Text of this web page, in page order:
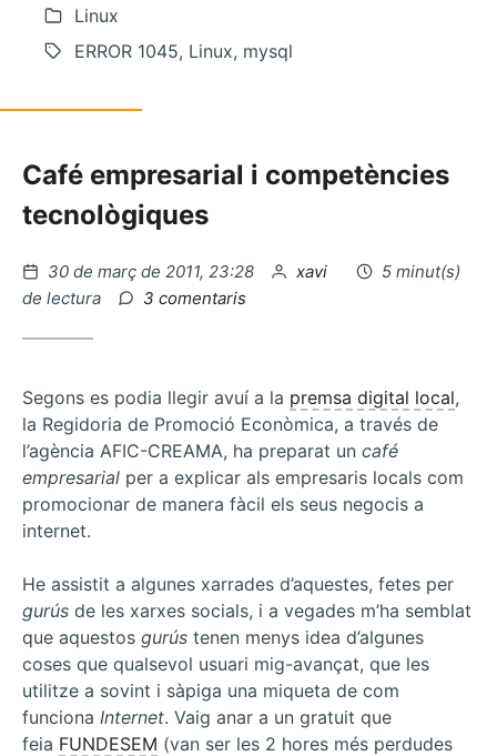
Linux
ERROR 1045, Linux, mysql
Café empresarial i competències
tecnològiques
Publicat
el
30 de març de 2011, 23:28 per
xavi
5 minut(s)
de lectura
3 comentaris
el
so
Segons es podia llegir avuí a la premsa digital local,
la Regidoria de Promoció Econòmica, a través de
l’agència AFIC-CREAMA, ha preparat un café
empresarial per a explicar als empresaris locals com
promocionar de manera fàcil els seus negocis a
internet.
He assistit a algunes xarrades d’aquestes, fetes per
gurús de les xarxes socials, i a vegades m’ha semblat
que aquestos gurús tenen menys idea d’algunes
coses que qualsevol usuari mig-avançat, que les
utilitze a sovint i sàpiga una miqueta de com
funciona Internet. Vaig anar a un gratuit que
feia FUNDESEM (van ser les 2 hores més perdudes